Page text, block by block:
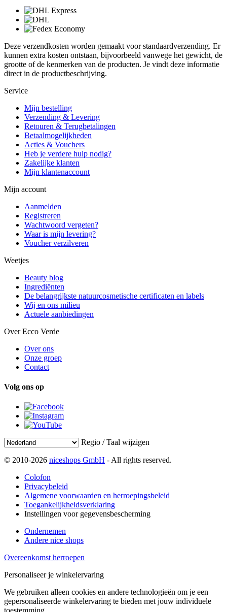
Deze verzendkosten worden gemaakt voor standaardverzending. Er
kunnen extra kosten ontstaan, bijvoorbeeld vanwege het gewicht, de
grootte of de kenmerken van de producten. Je vindt deze informatie
direct in de productbeschrijving.
Service
Mijn bestelling
Verzending & Levering
Retouren & Terugbetalingen
Betaalmogelijkheden
Acties & Vouchers
Heb je verdere hulp nodig?
Zakelijke klanten
Mijn klantenaccount
Mijn account
Aanmelden
Registreren
Wachtwoord vergeten?
Waar is mijn levering?
Voucher verzilveren
Weetjes
Beauty blog
Ingrediënten
De belangrijkste natuurcosmetische certificaten en labels
Wij en ons milieu
Actuele aanbiedingen
Over Ecco Verde
Over ons
Onze groep
Contact
Volg ons op
Regio / Taal wijzigen
© 2010-2026 niceshops GmbH - All rights reserved.
Colofon
Privacybeleid
Algemene voorwaarden en herroepingsbeleid
Toegankelijkheidsverklaring
Instellingen voor gegevensbescherming
Ondernemen
Andere nice shops
Overeenkomst herroepen
Personaliseer je winkelervaring
We gebruiken alleen cookies en andere technologieën om je een
gepersonaliseerde winkelervaring te bieden met jouw individuele